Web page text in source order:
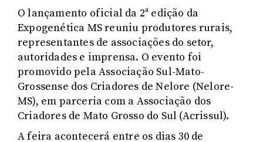
O lançamento oficial da 2ª edição da
Expogenética MS reuniu produtores rurais,
representantes de associações do setor,
autoridades e imprensa. O evento foi
promovido pela Associação Sul-Mato-
Grossense dos Criadores de Nelore (Nelore-
MS), em parceria com a Associação dos
Criadores de Mato Grosso do Sul (Acrissul).
A feira acontecerá entre os dias 30 de